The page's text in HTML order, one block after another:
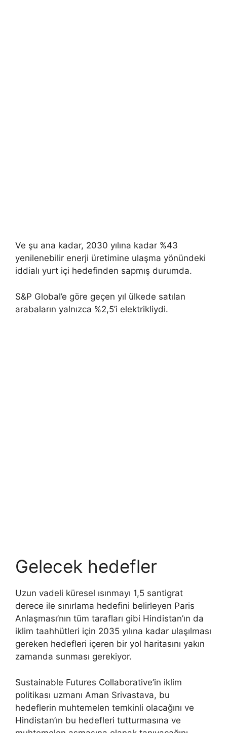
Ve şu ana kadar, 2030 yılına kadar %43
yenilenebilir enerji üretimine ulaşma yönündeki
iddialı yurt içi hedefinden sapmış durumda.
S&P Global’e göre geçen yıl ülkede satılan
arabaların yalnızca %2,5’i elektrikliydi.
Gelecek hedefler
Uzun vadeli küresel ısınmayı 1,5 santigrat
derece ile sınırlama hedefini belirleyen Paris
Anlaşması’nın tüm tarafları gibi Hindistan’ın da
iklim taahhütleri için 2035 yılına kadar ulaşılması
gereken hedefleri içeren bir yol haritasını yakın
zamanda sunması gerekiyor.
Sustainable Futures Collaborative’in iklim
politikası uzmanı Aman Srivastava, bu
hedeflerin muhtemelen temkinli olacağını ve
Hindistan’ın bu hedefleri tutturmasına ve